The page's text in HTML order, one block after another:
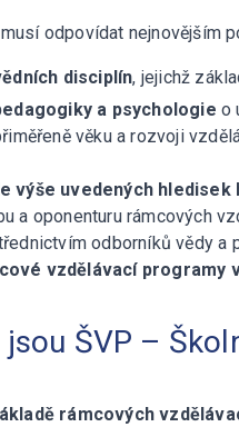
odpovídat nejnovějším
disciplín, jejichž
a psychologie o
věku a rozvoji
výše uvedených
a oponenturu rámcových
odborníků vědy a
vzdělávací programy
jsou ŠVP –
rámcových